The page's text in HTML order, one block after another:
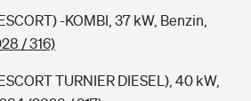
-KOMBI, 37 kW, Benzin,
/ 316)
TURNIER DIESEL), 40 kW,